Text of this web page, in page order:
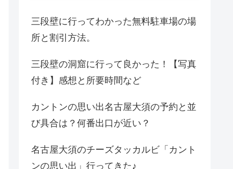
三段壁に行ってわかった無料駐車場の場
所と割引方法。
三段壁の洞窟に行って良かった！【写真
付き】感想と所要時間など
カントンの思い出名古屋大須の予約と並
び具合は？何番出口が近い？
名古屋大須のチーズタッカルビ「カント
ンの思い出」行ってきた♪